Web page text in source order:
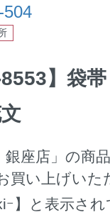
504
】袋
座店」の商
買い上げいた
】と表示され